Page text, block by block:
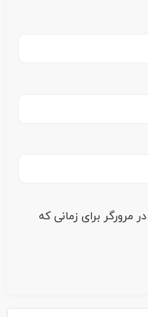
مرورگر برای زمانی که